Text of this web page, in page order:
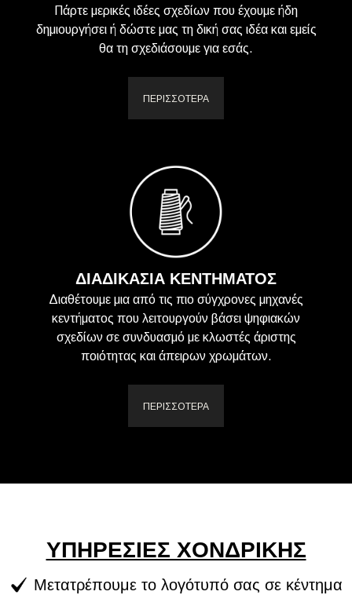
Πάρτε μερικές ιδέες σχεδίων που έχουμε ήδη
δημιουργήσει ή δώστε μας τη δική σας ιδέα και εμείς
θα τη σχεδιάσουμε για εσάς.
ΠΕΡΙΣΣΟΤΕΡΑ
ΔΙΑΔΙΚΑΣΙΑ ΚΕΝΤΗΜΑΤΟΣ
Διαθέτουμε μια από τις πιο σύγχρονες μηχανές
κεντήματος που λειτουργούν βάσει ψηφιακών
σχεδίων σε συνδυασμό με κλωστές άριστης
ποιότητας και άπειρων χρωμάτων.
ΠΕΡΙΣΣΟΤΕΡΑ
ΥΠΗΡΕΣΙΕΣ ΧΟΝΔΡΙΚΗΣ
Μετατρέπουμε το λογότυπό σας σε κέντημα